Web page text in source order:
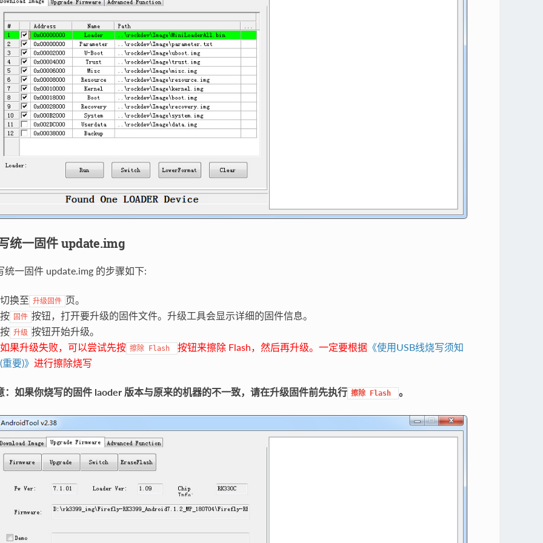
统一固件 update.img
统一固件 update.img 的步骤如下:
切换至 升级固件 页。
按 固件 按钮，打开要升级的固件文件。升级工具会显示详细的固件信息。
按 升级 按钮开始升级。
如果升级失败，可以尝试先按 擦除 Flash 按钮来擦除 Flash，然后再升级。一定要根据《使用USB线烧写须知
(重要)》 进行擦除烧写
：如果你烧写的固件 laoder 版本与原来的机器的不一致，请在升级固件前先执行 擦除 Flash 。